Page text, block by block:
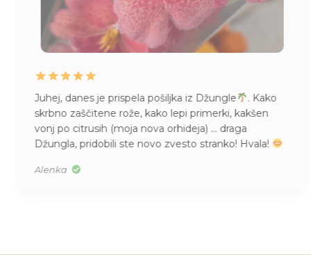
Juhej, danes je prispela pošiljka iz Džungle
. Kako
skrbno zaščitene rože, kako lepi primerki, kakšen
vonj po citrusih (moja nova orhideja) … draga
Džungla, pridobili ste novo zvesto stranko! Hvala!
Alenka